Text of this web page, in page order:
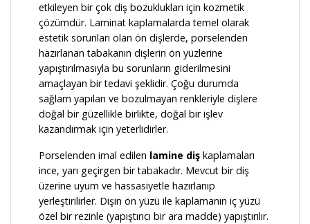
etkileyen bir çok diş bozuklukları için kozmetik
çözümdür. Laminat kaplamalarda temel olarak
estetik sorunları olan ön dişlerde, porselenden
hazırlanan tabakanın dişlerin ön yüzlerine
yapıştırılmasıyla bu sorunların giderilmesini
amaçlayan bir tedavi şeklidir. Çoğu durumda
sağlam yapıları ve bozulmayan renkleriyle dişlere
doğal bir güzellikle birlikte, doğal bir işlev
kazandırmak için yeterlidirler.
Porselenden imal edilen lamine diş kaplamaları
ince, yarı geçirgen bir tabakadır. Mevcut bir diş
üzerine uyum ve hassasiyetle hazırlanıp
yerleştirilirler. Dişin ön yüzü ile kaplamanın iç yüzü
özel bir rezinle (yapıştırıcı bir ara madde) yapıştırılır.